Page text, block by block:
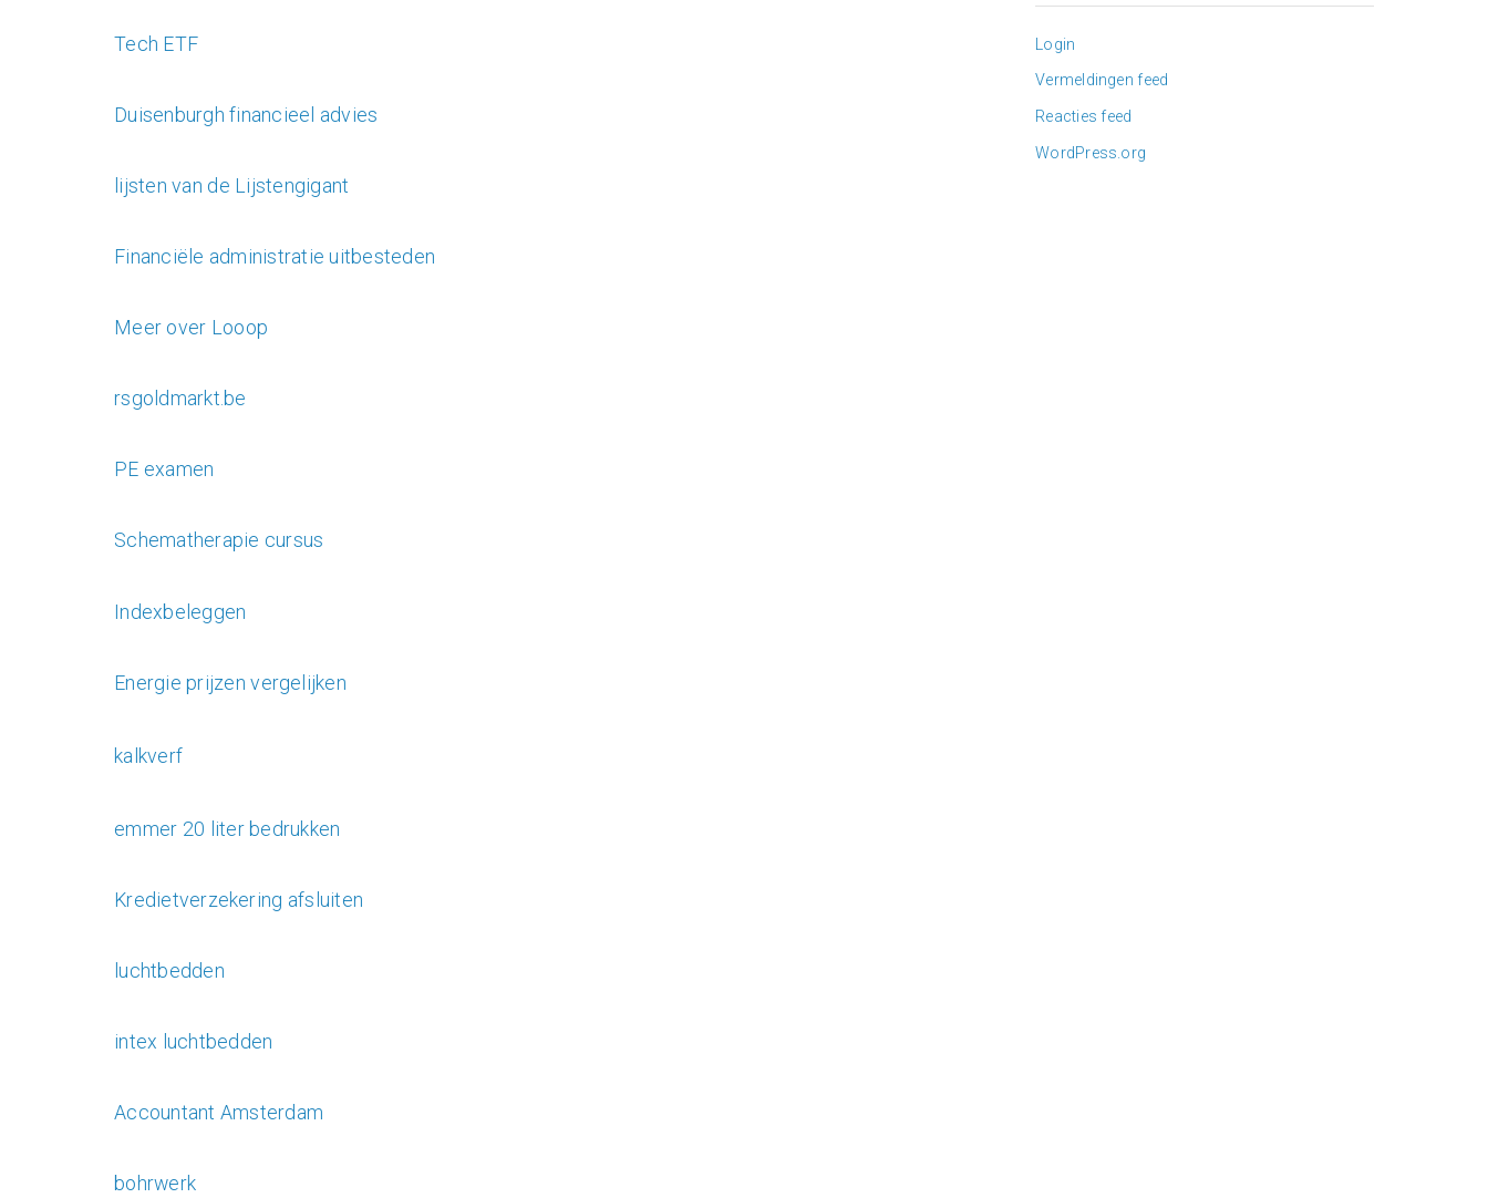
Tech ETF
Duisenburgh financieel advies
lijsten van de Lijstengigant
Financiële administratie uitbesteden
Meer over Looop
rsgoldmarkt.be
PE examen
Schematherapie cursus
Indexbeleggen
Energie prijzen vergelijken
kalkverf
emmer 20 liter bedrukken
Kredietverzekering afsluiten
luchtbedden
intex luchtbedden
Accountant Amsterdam
bohrwerk
Login
Vermeldingen feed
Reacties feed
WordPress.org